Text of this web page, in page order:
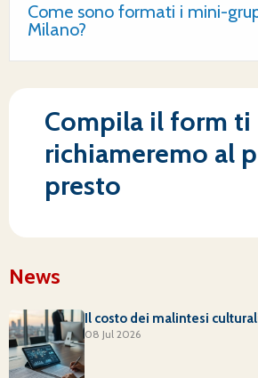
Come sono formati i mini-
Milano?
Compila il form ti
richiameremo al
presto
News
Il costo dei malintesi
08 Jul 2026